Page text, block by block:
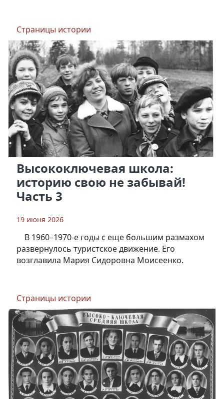
Страницы истории
Высокоключевая школа:
историю свою не забывай!
Часть 3
19 июня 2026
В 1960–1970-е годы с еще большим размахом
развернулось туристское движение. Его
возглавила Мария Сидоровна Моисеенко.
Страницы истории